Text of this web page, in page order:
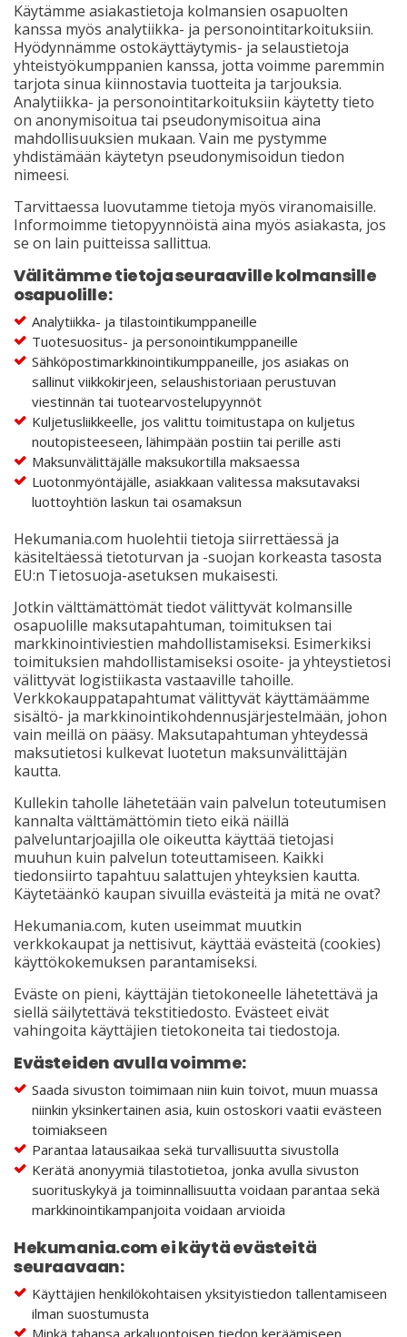
Käytämme asiakastietoja kolmansien osapuolten
kanssa myös analytiikka- ja personointitarkoituksiin.
Hyödynnämme ostokäyttäytymis- ja selaustietoja
yhteistyökumppanien kanssa, jotta voimme paremmin
tarjota sinua kiinnostavia tuotteita ja tarjouksia.
Analytiikka- ja personointitarkoituksiin käytetty tieto
on anonymisoitua tai pseudonymisoitua aina
mahdollisuuksien mukaan. Vain me pystymme
yhdistämään käytetyn pseudonymisoidun tiedon
nimeesi.
Tarvittaessa luovutamme tietoja myös viranomaisille.
Informoimme tietopyynnöistä aina myös asiakasta, jos
se on lain puitteissa sallittua.
Välitämme tietoja seuraaville kolmansille
osapuolille:
Analytiikka- ja tilastointikumppaneille
Tuotesuositus- ja personointikumppaneille
Sähköpostimarkkinointikumppaneille, jos asiakas on
sallinut viikkokirjeen, selaushistoriaan perustuvan
viestinnän tai tuotearvostelupyynnöt
Kuljetusliikkeelle, jos valittu toimitustapa on kuljetus
noutopisteeseen, lähimpään postiin tai perille asti
Maksunvälittäjälle maksukortilla maksaessa
Luotonmyöntäjälle, asiakkaan valitessa maksutavaksi
luottoyhtiön laskun tai osamaksun
Hekumania.com huolehtii tietoja siirrettäessä ja
käsiteltäessä tietoturvan ja -suojan korkeasta tasosta
EU:n Tietosuoja-asetuksen mukaisesti.
Jotkin välttämättömät tiedot välittyvät kolmansille
osapuolille maksutapahtuman, toimituksen tai
markkinointiviestien mahdollistamiseksi. Esimerkiksi
toimituksien mahdollistamiseksi osoite- ja yhteystietosi
välittyvät logistiikasta vastaaville tahoille.
Verkkokauppatapahtumat välittyvät käyttämäämme
sisältö- ja markkinointikohdennusjärjestelmään, johon
vain meillä on pääsy. Maksutapahtuman yhteydessä
maksutietosi kulkevat luotetun maksunvälittäjän
kautta.
Kullekin taholle lähetetään vain palvelun toteutumisen
kannalta välttämättömin tieto eikä näillä
palveluntarjoajilla ole oikeutta käyttää tietojasi
muuhun kuin palvelun toteuttamiseen. Kaikki
tiedonsiirto tapahtuu salattujen yhteyksien kautta.
Käytetäänkö kaupan sivuilla evästeitä ja mitä ne ovat?
Hekumania.com, kuten useimmat muutkin
verkkokaupat ja nettisivut, käyttää evästeitä (cookies)
käyttökokemuksen parantamiseksi.
Eväste on pieni, käyttäjän tietokoneelle lähetettävä ja
siellä säilytettävä tekstitiedosto. Evästeet eivät
vahingoita käyttäjien tietokoneita tai tiedostoja.
Evästeiden avulla voimme:
Saada sivuston toimimaan niin kuin toivot, muun muassa
niinkin yksinkertainen asia, kuin ostoskori vaatii evästeen
toimiakseen
Parantaa latausaikaa sekä turvallisuutta sivustolla
Kerätä anonyymiä tilastotietoa, jonka avulla sivuston
suorituskykyä ja toiminnallisuutta voidaan parantaa sekä
markkinointikampanjoita voidaan arvioida
Hekumania.com ei käytä evästeitä
seuraavaan:
Käyttäjien henkilökohtaisen yksityistiedon tallentamiseen
ilman suostumusta
Minkä tahansa arkaluontoisen tiedon keräämiseen